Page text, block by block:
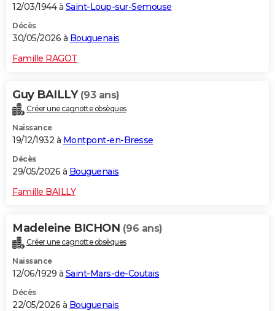
12/03/1944 à Saint-Loup-sur-Semouse
Décès
30/05/2026 à Bouguenais
Famille RAGOT
Guy BAILLY (93 ans)
Créer une cagnotte obsèques
Naissance
19/12/1932 à Montpont-en-Bresse
Décès
29/05/2026 à Bouguenais
Famille BAILLY
Madeleine BICHON (96 ans)
Créer une cagnotte obsèques
Naissance
12/06/1929 à Saint-Mars-de-Coutais
Décès
22/05/2026 à Bouguenais